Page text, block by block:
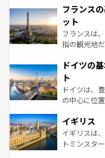
なお、新着
しい。
文化が根付
れる闘牛、
る。首都マ
アートに溢
せる。地方
ンテンツ一覧
フランス
ット
フランスは
指の観光地
で、幅広い
聖堂、美し
から魅了す
れ、フラン
香り高いラ
らに、パリ
も豊かな歴
ドイツの
ト
ドイツは、
の中心に位
顔を持つこ
ルリンの文
してライン
イギリス
イギリスは
トミンスタ